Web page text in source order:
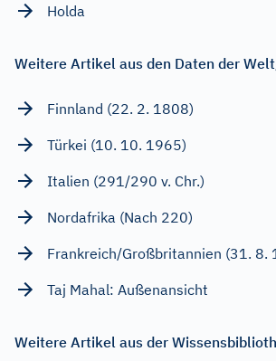
Holda
Weitere Artikel aus den Daten der
Finnland (22. 2. 1808)
Türkei (10. 10. 1965)
Italien (291/290 v. Chr.)
Nordafrika (Nach 220)
Frankreich/Großbritannien (31. 8.
Taj Mahal: Außenansicht
Weitere Artikel aus der